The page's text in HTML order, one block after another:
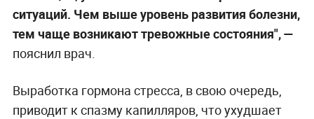
ситуаций. Чем выше уровень развития болезни,
тем чаще возникают тревожные состояния",—
пояснил врач.
Выработка гормона стресса, в свою очередь,
приводит к спазму капилляров, что ухудшает